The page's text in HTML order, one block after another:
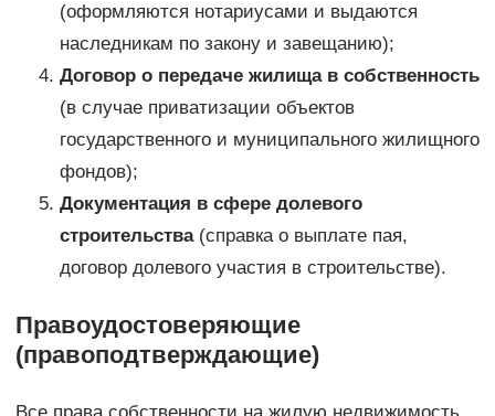
(оформляются нотариусами и выдаются
наследникам по закону и завещанию);
Договор о передаче жилища в собственность
(в случае приватизации объектов
государственного и муниципального жилищного
фондов);
Документация в сфере долевого
строительства(справка о выплате пая,
договор долевого участия в строительстве).
Правоудостоверяющие
(правоподтверждающие)